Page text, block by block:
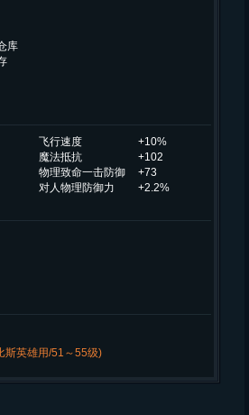
库
飞行速度
+10%
魔法抵抗
+102
物理致命一击防御
+73
对人物理防御力
+2.2%
斯英雄用/51～55级)